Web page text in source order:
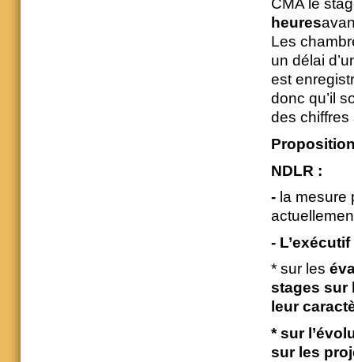
CMA le
heures
Les
un délai
est
donc qu’il
des chiffres
NDLR :
- la mesure
-
* sur les
stages sur
leur
* sur
sur les